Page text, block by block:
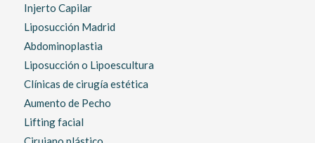
Injerto Capilar
Liposucción Madrid
Abdominoplastia
Liposucción o Lipoescultura
Clínicas de cirugía estética
Aumento de Pecho
Lifting facial